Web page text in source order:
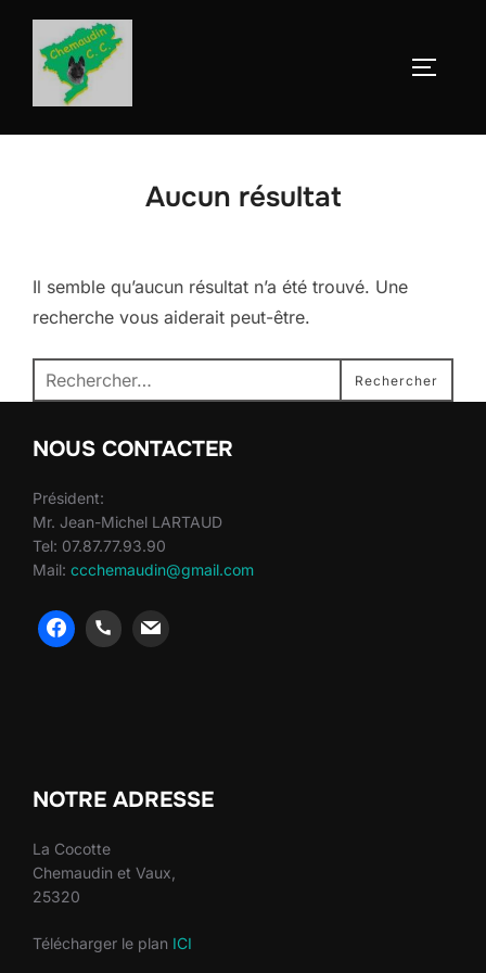
Aller
contenu
Aucun résultat
Il semble qu’aucun résultat n’a été trouvé. Une
recherche vous aiderait peut-être.
Recherche
pour :
Rechercher
NOUS CONTACTER
Président:
Mr. Jean-Michel LARTAUD
Tel: 07.87.77.93.90
Mail: ccchemaudin@gmail.com
NOTRE ADRESSE
La Cocotte
Chemaudin et Vaux,
25320
Télécharger le plan ICI